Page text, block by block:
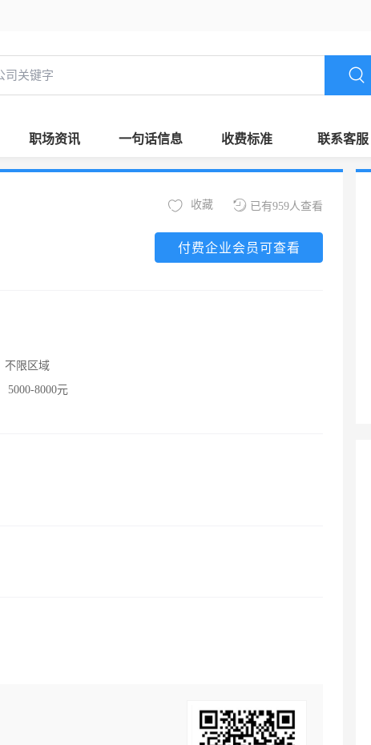
职场资讯 一句话信息 收费标准 联系客服
已有959人查看
收藏
付费企业会员可查看
不限区域
5000-8000元